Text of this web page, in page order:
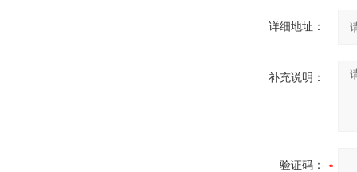
详细地址：
补充说明：
验证码：